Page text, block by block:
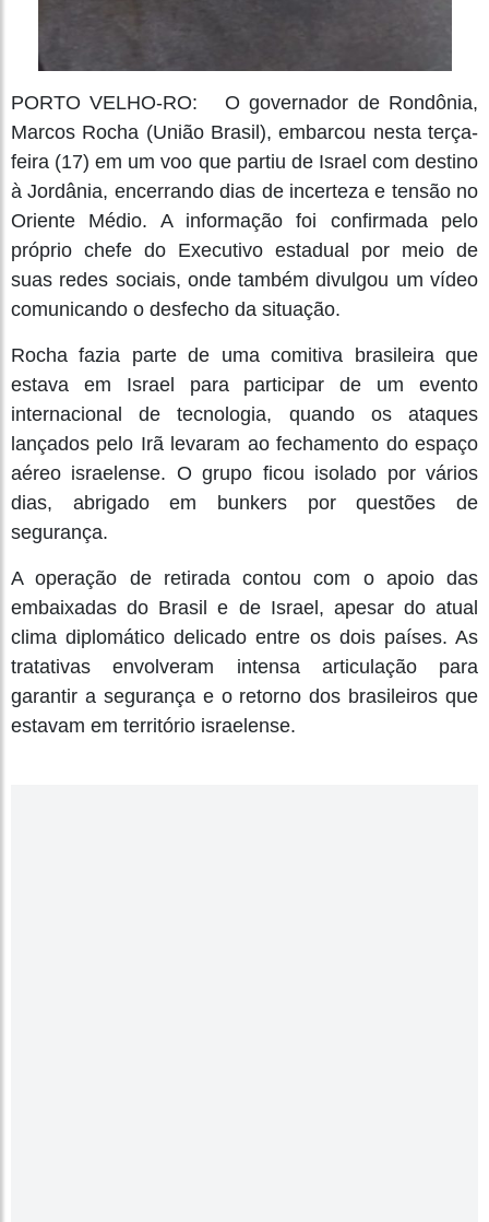
PORTO VELHO-RO: O governador de Rondônia,
Marcos Rocha (União Brasil), embarcou nesta terça-
feira (17) em um voo que partiu de Israel com destino
à Jordânia, encerrando dias de incerteza e tensão no
Oriente Médio. A informação foi confirmada pelo
próprio chefe do Executivo estadual por meio de
suas redes sociais, onde também divulgou um vídeo
comunicando o desfecho da situação.
Rocha fazia parte de uma comitiva brasileira que
estava em Israel para participar de um evento
internacional de tecnologia, quando os ataques
lançados pelo Irã levaram ao fechamento do espaço
aéreo israelense. O grupo ficou isolado por vários
dias, abrigado em bunkers por questões de
segurança.
A operação de retirada contou com o apoio das
embaixadas do Brasil e de Israel, apesar do atual
clima diplomático delicado entre os dois países. As
tratativas envolveram intensa articulação para
garantir a segurança e o retorno dos brasileiros que
estavam em território israelense.